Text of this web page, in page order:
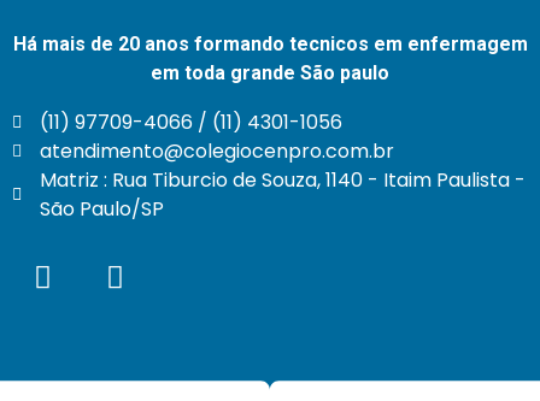
Há mais de 20 anos formando tecnicos em enfermagem
em toda grande São paulo
(11) 97709-4066 / (11) 4301-1056
atendimento@colegiocenpro.com.br
Matriz : Rua Tiburcio de Souza, 1140 - Itaim Paulista -
São Paulo/SP